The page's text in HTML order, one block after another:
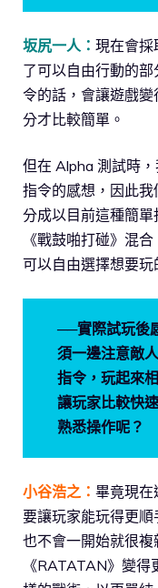
坂尻一人： 現在會採
了可以自由行動的
令的話，會讓遊戲
分才比較簡單。
但在 Alpha 測試時
指令的感想，因此
分成以目前這種簡
《戰鼓啪打碰》混
可以自由選擇想要玩
──實際試玩後
須一邊注意敵
指令，玩起來
讓玩家比較快
熟悉操作呢？
小谷浩之： 畢竟現在
要讓玩家能玩得更
也不會一開始就很
《RATATAN》變